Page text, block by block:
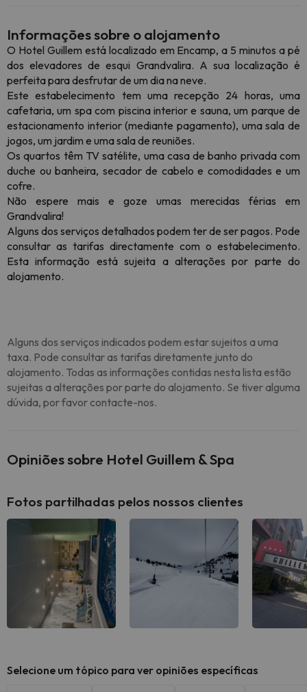
Informações sobre o alojamento
O Hotel Guillem está localizado em Encamp, a 5 minutos a pé
dos elevadores de esqui Grandvalira. A sua localização é
perfeita para desfrutar de um dia na neve.
Este estabelecimento tem uma recepção 24 horas, uma
cafetaria, um spa com piscina interior e sauna, um parque de
estacionamento interior (mediante pagamento), uma sala de
jogos, um jardim e uma sala de reuniões.
Os quartos têm TV satélite, uma casa de banho privada com
duche ou banheira, secador de cabelo e comodidades e um
cofre.
Não espere mais e goze umas merecidas férias em
Grandvalira!
Alguns dos serviços detalhados podem ter de ser pagos. Pode
consultar as tarifas directamente com o estabelecimento.
Esta informação está sujeita a alterações por parte do
alojamento.
Alguns dos serviços indicados podem estar sujeitos a uma
taxa. Pode consultar as tarifas diretamente junto do
alojamento. Todas as informações contidas nesta lista estão
sujeitas a alterações por parte do alojamento. Se tiver alguma
dúvida, por favor contacte-nos.
Opiniões sobre Hotel Guillem & Spa
Fotos partilhadas pelos nossos clientes
Selecione um tópico para ver opiniões específicas